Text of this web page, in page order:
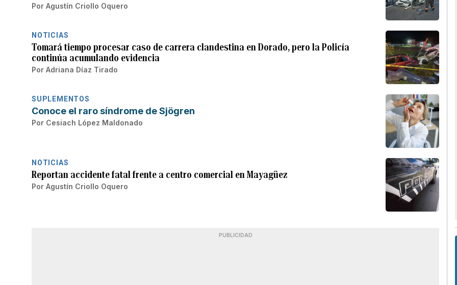
Por Agustín Criollo Oquero
NOTICIAS
Tomará tiempo procesar caso de carrera clandestina en Dorado, pero la Policía
continúa acumulando evidencia
Por Adriana Díaz Tirado
SUPLEMENTOS
Conoce el raro síndrome de Sjögren
Por Cesiach López Maldonado
NOTICIAS
Reportan accidente fatal frente a centro comercial en Mayagüez
Por Agustín Criollo Oquero
PUBLICIDAD